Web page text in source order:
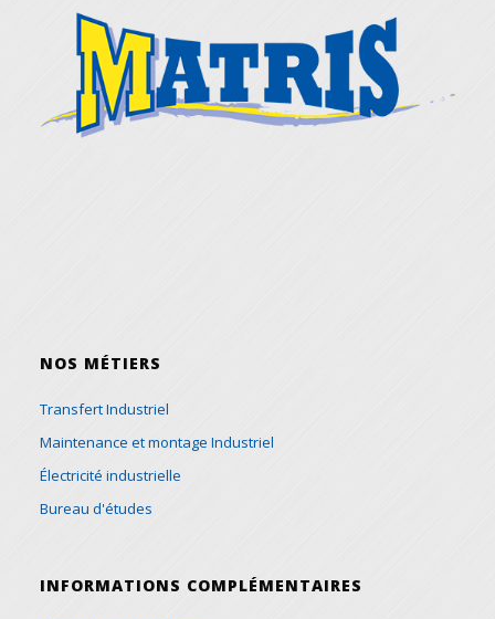
NOS MÉTIERS
Transfert Industriel
Maintenance et montage Industriel
Électricité industrielle
Bureau d'études
INFORMATIONS COMPLÉMENTAIRES